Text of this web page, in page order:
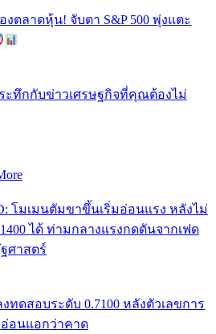
ตลาดหุ้น! จับตา S&P 500 พุ่งแตะ
ะทึกกับข่าวเศรษฐกิจที่คุณต้องไม่
โมเมนตัมขาขึ้นเริ่มอ่อนแรง หลังไม่
ได้ ท่ามกลางแรงกดดันจากเฟด
ศาสตร์
ทดสอบระดับ 0.7100 หลังตัวเลขการ
อ่อนแอกว่าคาด